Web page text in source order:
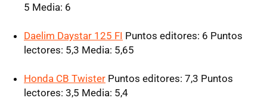
5 Media: 6
Daelim Daystar 125 FI Puntos editores: 6 Puntos
lectores: 5,3 Media: 5,65
Honda CB Twister Puntos editores: 7,3 Puntos
lectores: 3,5 Media: 5,4